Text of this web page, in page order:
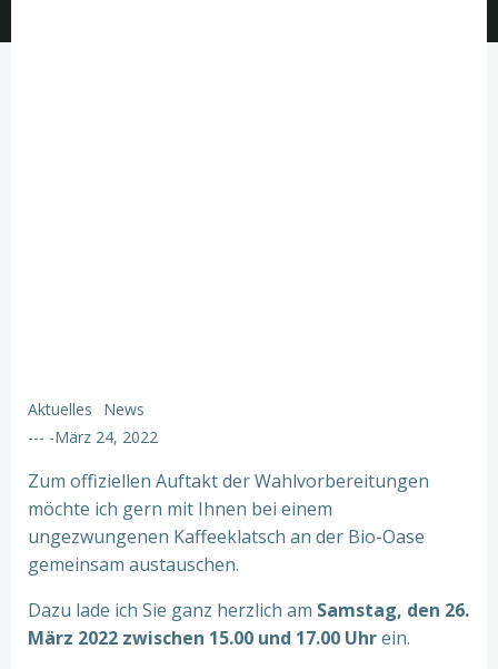
Aktuelles
News
--- -März 24, 2022
Zum offiziellen Auftakt der Wahlvorbereitungen
möchte ich gern mit Ihnen bei einem
ungezwungenen Kaffeeklatsch an der Bio-Oase
gemeinsam austauschen.
Dazu lade ich Sie ganz herzlich am Samstag, den 26.
März 2022 zwischen 15.00 und 17.00 Uhrein.